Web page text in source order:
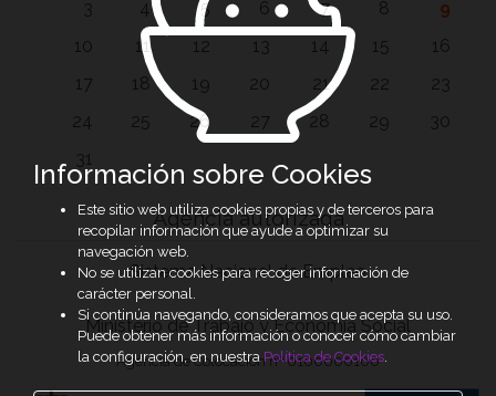
3
4 5 6 7 8
9
10
11 12 13 14 15
16
17
18 19 20 21 22
23
24
25 26 27 28 29
30
31
Agencia autorizada
Sistema Nacional de Empleo
Ministerio de Trabajo y Economía Social
Agencia de Colocación nº 0100000100
Información sobre Cookies
Este sitio web utiliza cookies propias y de terceros para
recopilar información que ayude a optimizar su
navegación web.
No se utilizan cookies para recoger información de
carácter personal.
Si continúa navegando, consideramos que acepta su uso.
Puede obtener más información o conocer cómo cambiar
la configuración, en nuestraPolítica de Cookies.